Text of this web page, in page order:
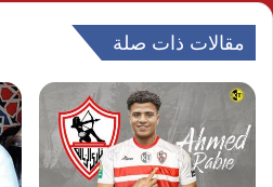
مقالات ذات صلة